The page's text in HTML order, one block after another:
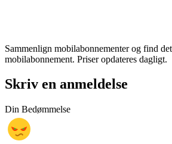
Sammenlign mobilabonnementer og find
mobilabonnement. Priser opdateres dagligt.
Skriv en anmeldelse
Din Bedømmelse